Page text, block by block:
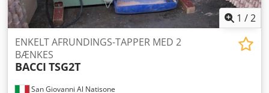
1 /2
San Giovanni Al Natisone
ENKELT AFRUNDINGS-TAPPER MED 2
BÆNKES
BACCI TSG2T